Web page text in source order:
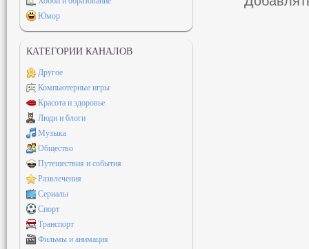
Юмор
КАТЕГОРИИ КАНАЛОВ
Другое
Компьютерные игры
Красота и здоровье
Люди и блоги
Музыка
Общество
Путешествия и события
Развлечения
Сериалы
Спорт
Транспорт
Фильмы и анимация